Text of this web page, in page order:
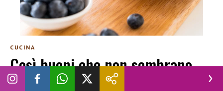
CUCINA
Così buoni che non sembrano
fit: i pancake proteici con